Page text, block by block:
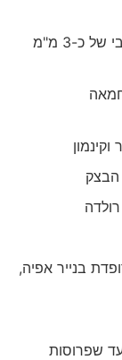
מרדדים את הבצק כך שיהיה עלה בעובי של כ-3 מ"מ
בנייר אפיה,
או עד שפרוסות